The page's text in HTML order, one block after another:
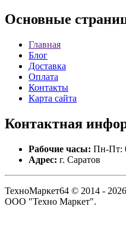
Основные
Главная
Блог
Доставка
Оплата
Контакты
Карта сайта
Контактная
Рабочие часы: Пн-Пт:
Адрес: г. Саратов
ТехноМаркет64 © 2014 - 2026
ООО "Техно Маркет".